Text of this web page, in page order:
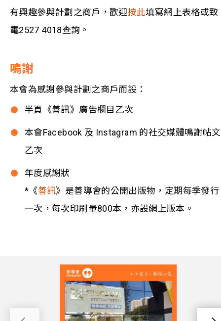
有興趣參與計劃之商戶，歡迎按此填寫網上表格或致
電2527 4018查詢。
鳴謝
本會為感謝參與計劃之商戶而設：
半頁《善訊》廣告欄目乙次
本會Facebook 及 Instagram 的社交媒體鳴謝帖文
乙次
年度感謝狀
*《善訊》是善導會的公開出版物，定期每季發行
一次，每次印刷量800本，亦設網上版本。